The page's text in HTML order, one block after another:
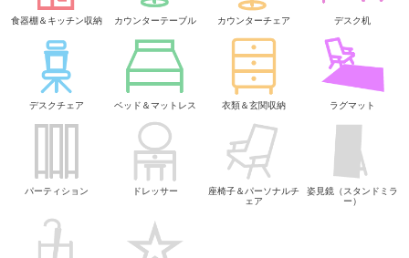
食器棚＆キッチン収納 カウンターテーブル カウンターチェア デスク机
デスクチェア ベッド＆マットレス 衣類＆玄関収納 ラグマット
パーティション ドレッサー
座椅子＆パーソナルチ
ェア
姿見鏡（スタンドミラ
ー）